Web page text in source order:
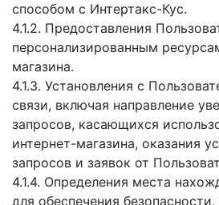
способом с Интертакс-Кус.
4.1.2. Предоставления
персонализированным
магазина.
4.1.3. Установления с
связи, включая направление
запросов, касающихся
интернет-магазина, оказания
запросов и заявок от
4.1.4. Определения места
для обеспечения